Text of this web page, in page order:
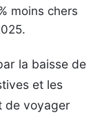
moins chers
la baisse de
et les
de voyager